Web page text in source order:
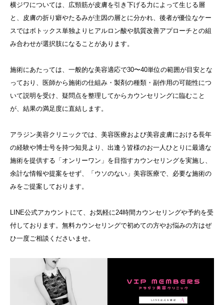
横ジワについては、広頸筋が皮膚を引き下げる力によって生じる層
と、皮膚の折り癖やたるみが主因の層とに分かれ、後者が優位なケー
スではボトックス単独よりヒアルロン酸や肌質改善アプローチとの組
み合わせが選択肢になることがあります。
施術にあたっては、一般的な美容適応で30〜40単位の範囲が目安とな
っており、医師から施術の仕組み・製剤の種類・副作用の可能性につ
いて説明を受け、疑問点を整理してからカウンセリングに臨むこと
が、結果の満足度に直結します。
アラジン美容クリニックでは、美容医療および美容皮膚における長年
の経験や博士号を持つ知見より、出逢う皆様のお一人ひとりに最適な
施術を提供する「オンリーワン」を目指すカウンセリングを実施し、
余計な情報や提案をせず、「ウソのない」美容医療で、必要な施術の
みをご提案しております。
LINE公式アカウントにて、お気軽に24時間カウンセリングや予約を受
付しております。無料カウンセリングで初めての方やお悩みの方はぜ
ひ一度ご相談くださいませ。